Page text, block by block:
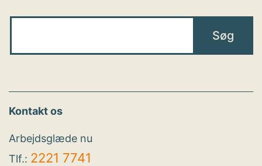
Kontakt os
Arbejdsglæde nu
Tlf.: 2221 7741